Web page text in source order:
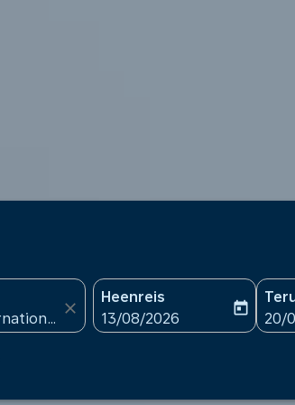
close
Heenreis
fc-booking-departure-
13/08/2026
today
fc-
20/